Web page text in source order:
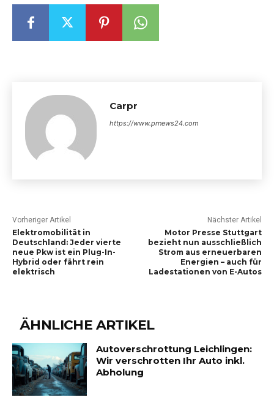
Carpr
https://www.prnews24.com
Vorheriger Artikel
Elektromobilität in
Deutschland: Jeder vierte
neue Pkw ist ein Plug-In-
Hybrid oder fährt rein
elektrisch
Nächster Artikel
Motor Presse Stuttgart
bezieht nun ausschließlich
Strom aus erneuerbaren
Energien – auch für
Ladestationen von E-Autos
ÄHNLICHE ARTIKEL
Autoverschrottung Leichlingen:
Wir verschrotten Ihr Auto inkl.
Abholung